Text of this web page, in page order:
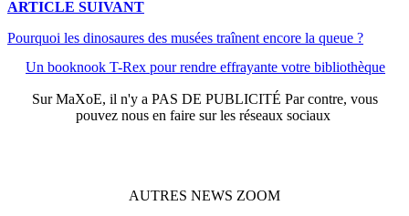
ARTICLE SUIVANT
Pourquoi les dinosaures des musées traînent encore la queue ?
Un booknook T-Rex pour rendre effrayante votre bibliothèque
SurMaXoE, il n'y a PAS DE PUBLICITÉ Par contre, vous
pouvez nous en faire sur les réseaux sociaux
AUTRES NEWS ZOOM